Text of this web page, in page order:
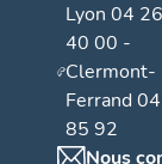
Lyon 04
40 00 -
Clermont-
Ferrand
85 92
Nous